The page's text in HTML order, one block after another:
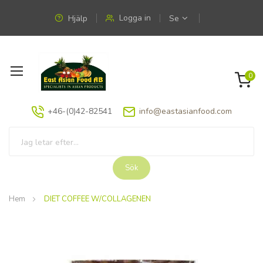
Hjälp Logga in Se
Växla
+46-(0)42-82541 info@eastasianfood.com
Sök
0
Hem DIET COFFEE W/COLLAGENEN